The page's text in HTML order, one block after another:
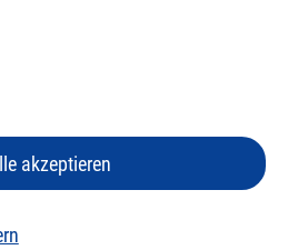
2026
akzeptieren